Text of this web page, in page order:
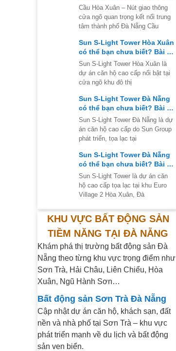
mở rộng nút giao thông
Cầu Hòa Xuân – Nút giao thông
cửa ngõ quan trọng kết nối trung
tâm thành phố Đà Nẵng Cầu
Sun S-Light Tower Hòa Xuân
có thể bạn chưa biết? Bài số
3 của series
Sun S-Light Tower Hòa Xuân là
dự án căn hộ cao cấp nổi bật tại
cửa ngõ khu đô thị
Sun S-Light Tower Đà Nẵng
có thể bạn chưa biết? Bài số
2 của series
Sun S-Light Tower Đà Nẵng là dự
án căn hộ cao cấp do Sun Group
phát triển, tọa lạc tại
Sun S-Light Tower Đà Nẵng
có thể bạn chưa biết? Bài số
1 của series
Sun S-Light Tower là dự án căn
hộ cao cấp tọa lạc tại khu Euro
Village 2 Hòa Xuân, Đà
KHU VỰC BẤT ĐỘNG SẢN
TIỀM NĂNG TẠI ĐÀ NẴNG
Khám phá thị trường bất động sản Đà
Nẵng theo từng khu vực trọng điểm như
Sơn Trà, Hải Châu, Liên Chiểu, Hòa
Xuân, Ngũ Hành Sơn…
Bất động sản Sơn Trà Đà Nẵng
Cập nhật dự án căn hộ, khách sạn, đất
nền và nhà phố tại Sơn Trà – khu vực
phát triển mạnh về du lịch và bất động
sản ven biển.